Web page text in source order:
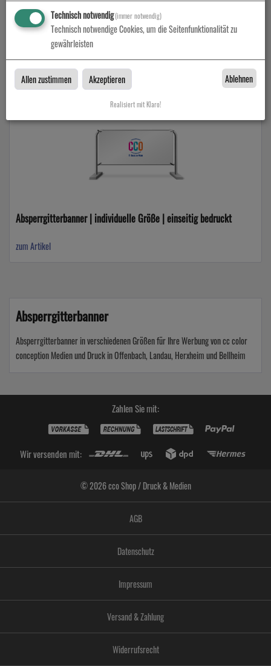
Absperrgitterbanner | B 233 cm x H 75 cm | einseitig bedruckt
zum Artikel
Absperrgitterbanner | individuelle Größe | einseitig bedruckt
zum Artikel
Absperrgitterbanner
Absperrgitterbanner in verschiedenen Größen für Ihre Werbung von cc color
conception Medien und Druck in Offenbach, Landau, Herxheim und Bellheim
Zahlen Sie mit:
Wir versenden mit:
© 2026 cco Shop / Druck & Medien
AGB
Datenschutz
Impressum
Versand & Zahlung
Widerrufsrecht
Technisch notwendig(immer notwendig)
Technisch notwendige Cookies, um die Seitenfunktionalität zu
gewährleisten
Allen zustimmen Akzeptieren Ablehnen
Realisiert mit Klaro!